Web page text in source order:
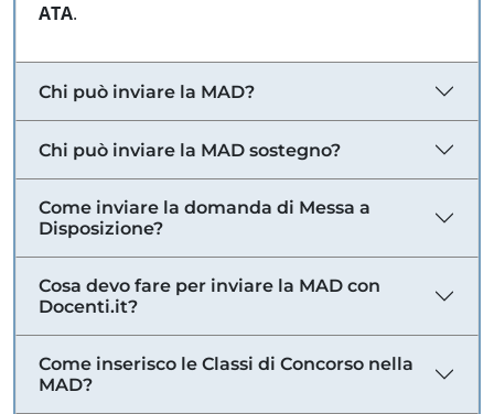
ATA.
Chi può inviare la MAD?
Chi può inviare la MAD sostegno?
Come inviare la domanda di Messa a
Disposizione?
Cosa devo fare per inviare la MAD con
Docenti.it?
Come inserisco le Classi di Concorso nella
MAD?